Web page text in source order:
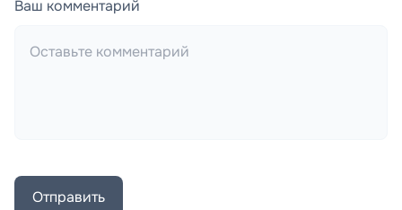
Ваш комментарий
Отправить